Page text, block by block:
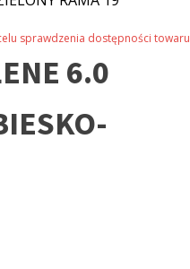
sprawdzenia dostępności towaru
6.0